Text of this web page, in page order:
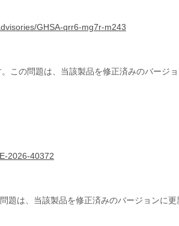
GHSA-qrr6-mg7r-m243
この問題は、当該製品を修正済みのバージ
2026-40372
題は、当該製品を修正済みのバージョンに